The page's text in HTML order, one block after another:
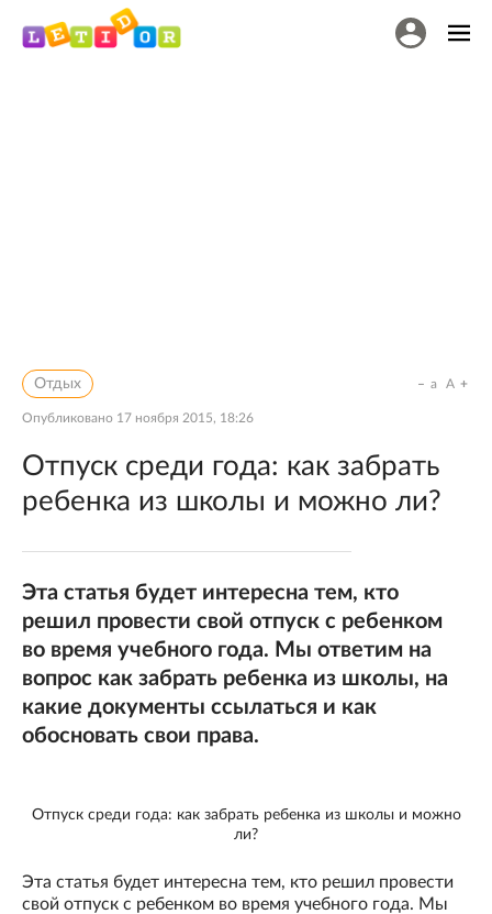
Отдых
Опубликовано 17 ноября 2015, 18:26
a A
Отпуск среди года: как забрать
ребенка из школы и можно ли?
Эта статья будет интересна тем, кто
решил провести свой отпуск с ребенком
во время учебного года. Мы ответим на
вопрос как забрать ребенка из школы, на
какие документы ссылаться и как
обосновать свои права.
Отпуск среди года: как забрать ребенка из школы и можно
ли?
Эта статья будет интересна тем, кто решил провести
свой отпуск с ребенком во время учебного года. Мы